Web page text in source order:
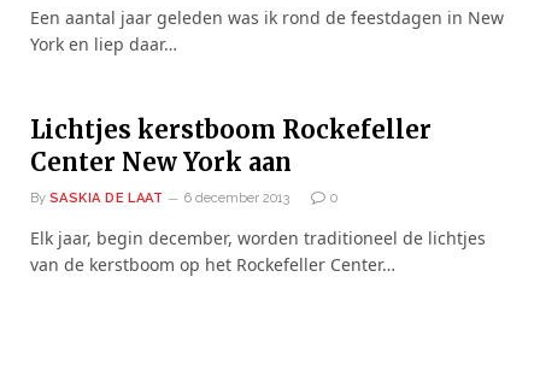
Een aantal jaar geleden was ik rond de feestdagen in New
York en liep daar…
Lichtjes kerstboom Rockefeller
Center New York aan
By SASKIA DE LAAT 6 december 2013 0
Elk jaar, begin december, worden traditioneel de lichtjes
van de kerstboom op het Rockefeller Center…